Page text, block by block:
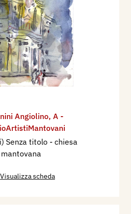
Angiolino, A -
Senza titolo - chiesa
mantovana
Visualizza scheda